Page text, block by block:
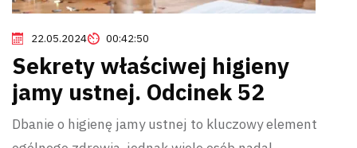
22.05.2024 00:42:50
Sekrety właściwej higieny
jamy ustnej. Odcinek 52
Dbanie o higienę jamy ustnej to kluczowy element